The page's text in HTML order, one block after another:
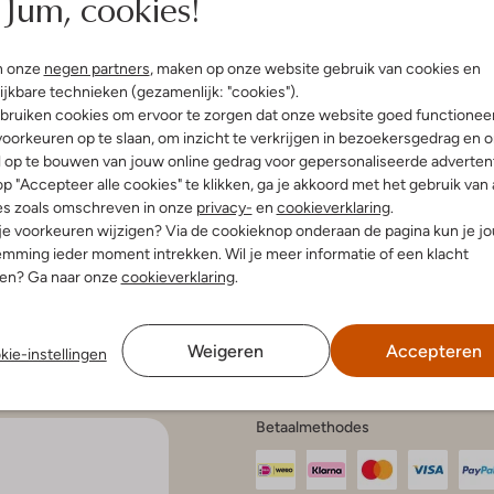
onze negen partners, maken op onze website gebruik van cookies en
technieken (gezamenlijk: "cookies").
cookies om ervoor te zorgen dat onze website goed
op te slaan, om inzicht te verkrijgen in bezoekersgedrag en
op te bouwen van jouw online gedrag voor gepersonaliseerde
"Accepteer alle cookies" te klikken, ga je akkoord met het gebruik van
zoals omschreven in onze privacy- en cookieverklaring.
voorkeuren wijzigen? Via de cookieknop onderaan de pagina kun je
ieder moment intrekken. Wil je meer informatie of een klacht
Ga naar onzecookieverklaring.
instellingen Weigeren Accepteren
en bezorgen
retourneren
en onderhoud
onderhoud
kortingscodes
klachten
voorwaarden
Account
Mijn account
Veelgestelde vragen
Bekijk
Betaalmethodes